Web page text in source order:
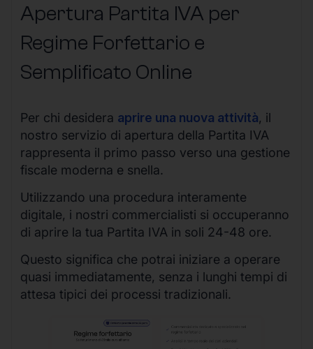
Apertura Partita IVA per
Regime Forfettario e
Semplificato Online
Per chi desidera aprire una nuova attività, il
nostro servizio di apertura della Partita IVA
rappresenta il primo passo verso una gestione
fiscale moderna e snella.
Utilizzando una procedura interamente
digitale, i nostri commercialisti si occuperanno
di aprire la tua Partita IVA in soli 24-48 ore.
Questo significa che potrai iniziare a operare
quasi immediatamente, senza i lunghi tempi di
attesa tipici dei processi tradizionali.